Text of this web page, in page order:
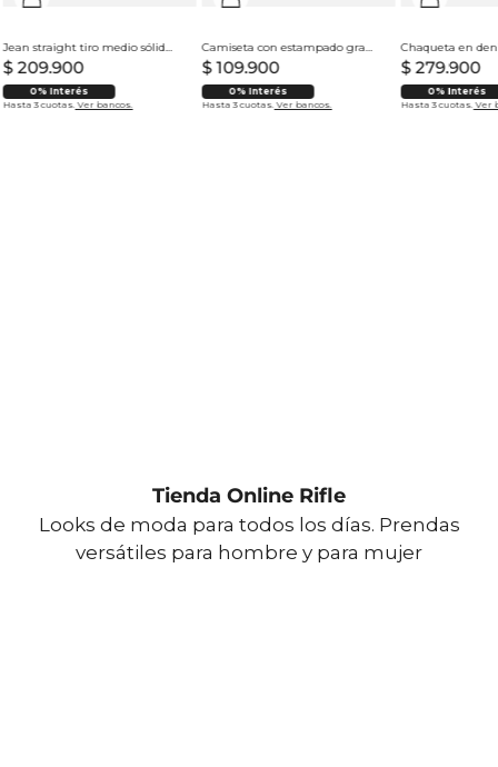
Jean straight tiro medio sólido para hombre
$ 209.900
0% Interés
Hasta 3 cuotas. Ver bancos.
Camiseta con estampado grande en espalda para hombre
$ 109.900
0% Interés
Hasta 3 cuotas. Ver bancos.
$ 279.900
0% Interés
Hasta 3 cuotas. Ver
Tienda Online Rifle
Looks de moda para todos los días. Prendas
versátiles para hombre y para mujer